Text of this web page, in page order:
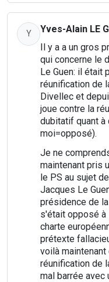
Y Yves-Alain LE
Il y a a un gros
qui concerne le
Le Guen: il était
réunification de
Divellec et
joue contre la
dubitatif quant
moi=opposé).
Je ne
maintenant pris
le PS au sujet
Jacques Le
présidence de
s'était opposé à
charte
prétexte
voilà
réunification de
mal barrée avec